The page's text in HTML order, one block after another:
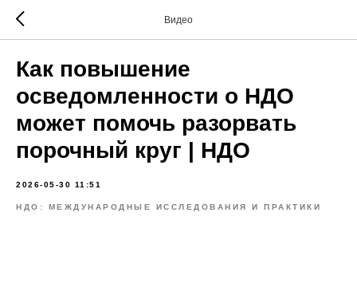
Видео
Как повышение
осведомленности о НДО
может помочь разорвать
порочный круг | НДО
2026-05-30 11:51
НДО: МЕЖДУНАРОДНЫЕ ИССЛЕДОВАНИЯ И ПРАКТИКИ